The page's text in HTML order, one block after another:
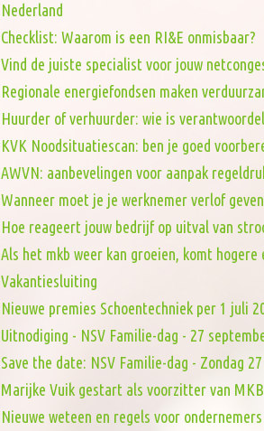
Nederland
Checklist: Waarom is een RI&E onmisbaar?
Vind de juiste specialist voor jouw
Regionale energiefondsen maken
Huurder of verhuurder: wie is
KVK Noodsituatiescan: ben je goed
AWVN: aanbevelingen voor aanpak
Wanneer moet je je werknemer verlof
Hoe reageert jouw bedrijf op uitval van
Als het mkb weer kan groeien, komt hogere
Vakantiesluiting
Nieuwe premies Schoentechniek per 1 juli
Uitnodiging - NSV Familie-dag - 27
Save the date: NSV Familie-dag - Zondag
Marijke Vuik gestart als voorzitter van
Nieuwe weteen en regels voor